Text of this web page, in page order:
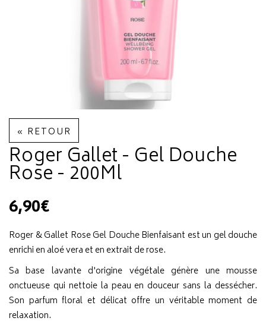
« RETOUR
Roger Gallet - Gel Douche
Rose - 200Ml
6,90€
Roger & Gallet Rose Gel Douche Bienfaisant est un gel douche
enrichi en aloé vera et en extrait de rose.
Sa base lavante d'origine végétale génère une mousse
onctueuse qui nettoie la peau en douceur sans la dessécher.
Son parfum floral et délicat offre un véritable moment de
relaxation.